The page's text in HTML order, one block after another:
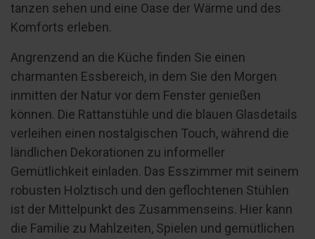
tanzen sehen und eine Oase der Wärme und des
Komforts erleben.
Angrenzend an die Küche finden Sie einen
charmanten Essbereich, in dem Sie den Morgen
inmitten der Natur vor dem Fenster genießen
können. Die Rattanstühle und die blauen Glasdetails
verleihen einen nostalgischen Touch, während die
ländlichen Dekorationen zu informeller
Gemütlichkeit einladen. Das Esszimmer mit seinem
robusten Holztisch und den geflochtenen Stühlen
ist der Mittelpunkt des Zusammenseins. Hier kann
die Familie zu Mahlzeiten, Spielen und gemütlichen